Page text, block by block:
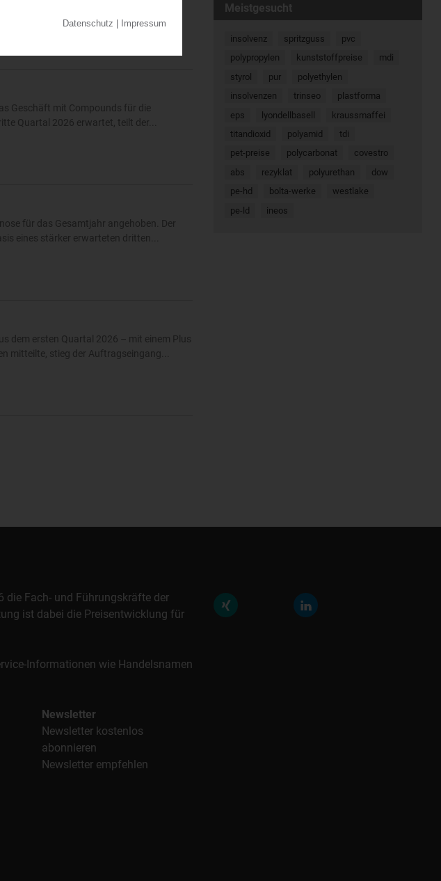
Automobilzulieferer ein...
Geschäft mit Compounds für die
Quartal 2026 erwartet, teilt der...
für das Gesamtjahr angehoben. Der
eines stärker erwarteten dritten...
dem ersten Quartal 2026 – mit einem Plus
mitteilte, stieg der Auftragseingang...
Meistgesucht
insolvenz spritzguss
pvc
polypropylen
kunststoffpreise
mdi
styrol
pur
polyethylen
insolvenzen
trinseo
plastforma
eps
lyondellbasell
kraussmaffei
titandioxid
polyamid
tdi
pet-preise
polycarbonat
covestro
abs
rezyklat polyurethan
dow
pe-hd
bolta-werke
westlake
pe-ld
ineos
die Fach- und Führungskräfte der
ist dabei die Preisentwicklung für
Informationen wie Handelsnamen
Newsletter
Newsletter kostenlos
abonnieren
Newsletter empfehlen